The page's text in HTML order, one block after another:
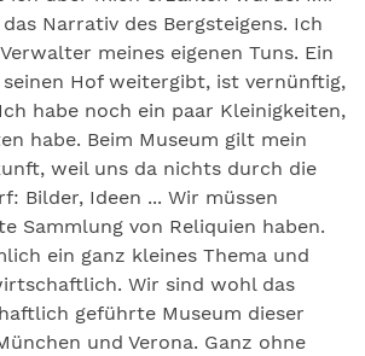
Narrativ des Bergsteigens. Ich
meines eigenen Tuns. Ein
Hof weitergibt, ist vernünftig,
habe noch ein paar Kleinigkeiten,
habe. Beim Museum gilt mein
weil uns da nichts durch die
Bilder, Ideen ... Wir müssen
Sammlung von Reliquien haben.
ein ganz kleines Thema und
Wir sind wohl das
geführte Museum dieser
und Verona. Ganz ohne